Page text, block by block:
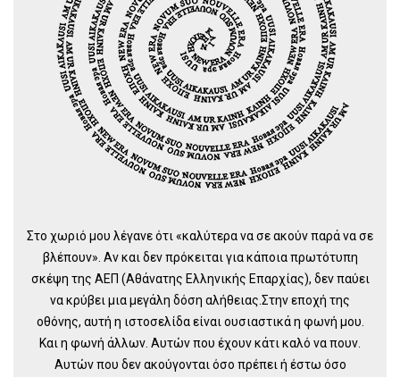
Στο χωριό μου λέγανε ότι «καλύτερα να σε ακούν παρά να σε
βλέπουν». Αν και δεν πρόκειται για κάποια πρωτότυπη
σκέψη της ΑΕΠ (Αθάνατης Ελληνικής Επαρχίας), δεν παύει
να κρύβει μια μεγάλη δόση αλήθειας.Στην εποχή της
οθόνης, αυτή η ιστοσελίδα είναι ουσιαστικά η φωνή μου.
Και η φωνή άλλων. Αυτών που έχουν κάτι καλό να πουν.
Αυτών που δεν ακούγονται όσο πρέπει ή έστω όσο